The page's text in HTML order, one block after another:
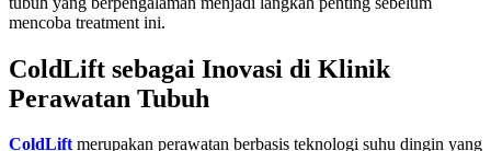
mencoba treatment ini.
ColdLift sebagai Inovasi di Klinik
Perawatan Tubuh
ColdLiftmerupakan perawatan berbasis teknologi suhu dingin yang